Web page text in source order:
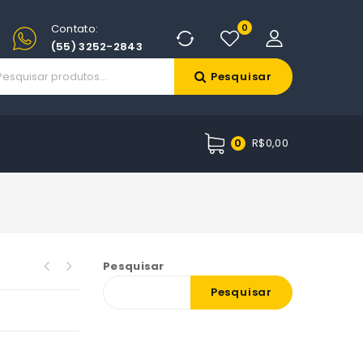
0
Contato:
(55) 3252-2843
Pesquisar
0 R$0,00
Pesquisar
Pesquisar